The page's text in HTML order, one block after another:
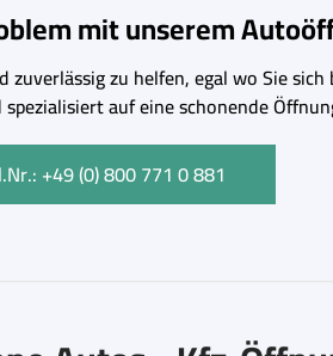
mit unserem
zu helfen, egal wo Sie
auf eine schonende
+49 (0) 800 771 0 881